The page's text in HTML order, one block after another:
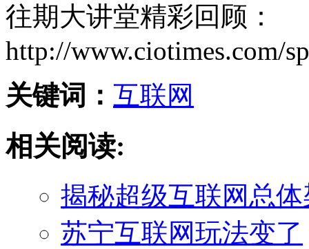
往期大讲堂精彩回顾：
http://www.ciotimes.com/
关键词： 互联网
相关阅读:
揭秘超级互联网总
苏宁互联网玩法变了